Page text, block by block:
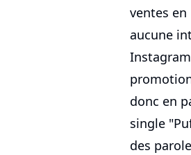
ventes
aucune
donc en
single
des